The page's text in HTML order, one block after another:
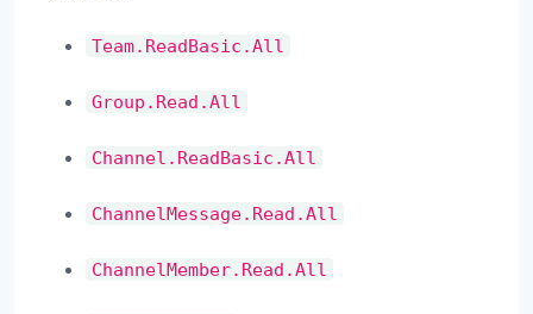
Team.ReadBasic.All
Group.Read.All
Channel.ReadBasic.All
ChannelMessage.Read.All
ChannelMember.Read.All